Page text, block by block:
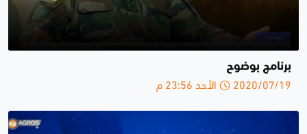
برنامج بوضوح
2020/07/19 الأحد 23:56 م